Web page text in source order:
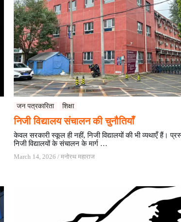
जन पत्रकारिता शिक्षा
निजी विद्यालय संचालन की चुनौतियाँ
केवल सरकारी स्कूल ही नहीं, निजी विद्यालयों की भी व्यथाएँ हैं।
निजी विद्यालयों के संचालन के मार्ग …
March 14, 2026 / मनोरथ महाराज